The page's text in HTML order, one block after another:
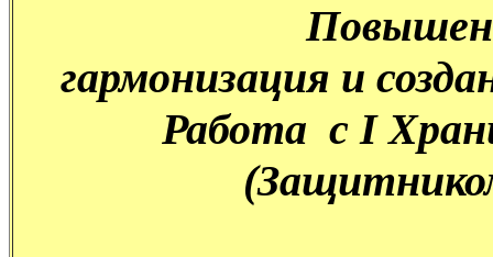
гармонизация и
Работа с I